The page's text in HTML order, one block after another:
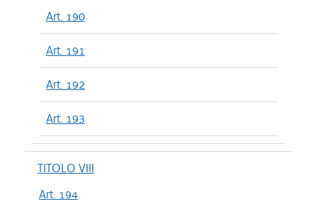
Art. 190
Art. 191
Art. 192
Art. 193
TITOLO VIII
Art. 194